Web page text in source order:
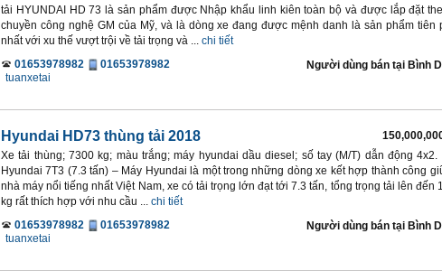
tải HYUNDAI HD 73 là sản phẩm được Nhập khẩu linh kiên toàn bộ và được lắp đặt
chuyền công nghệ GM của Mỹ, và là dòng xe đang được mệnh danh là sản phẩm tiên
nhất với xu thế vượt trội về tải trọng và ... chi tiết
01653978982
01653978982
tuanxetai
Người dùng bán tại Bình
Hyundai HD73 thùng tải 2018
Xe tải thùng; 7300 kg; màu trắng; máy hyundai dầu diesel; số tay (M/T) dẫn động 4x2.
Hyundai 7T3 (7.3 tấn) – Máy Hyundai là một trong những dòng xe kết hợp thành công
nhà máy nổi tiếng nhất Việt Nam, xe có tải trọng lớn đạt tới 7.3 tấn, tổng trọng tải lên đến
kg rất thích hợp với nhu cầu ... chi tiết
01653978982
01653978982
tuanxetai
Người dùng bán tại Bình